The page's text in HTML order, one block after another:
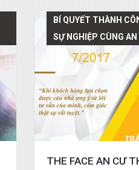
BÍ QUYẾT THÀNH
SỰ NGHIỆP CÙNG AN
THE FACE AN CƯ